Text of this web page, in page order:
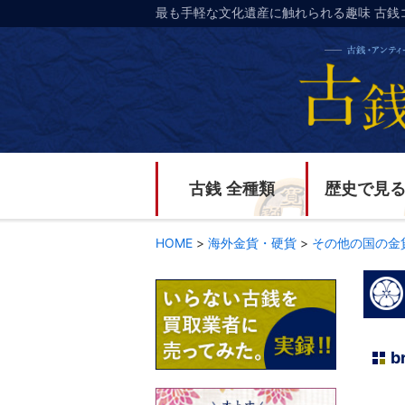
最も手軽な文化遺産に触れられる趣味 古銭
古銭 全種類 歴史で見
HOME > 海外金貨・硬貨 > その他の国の金